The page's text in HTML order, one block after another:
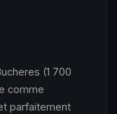
(1 700
comme
parfaitement